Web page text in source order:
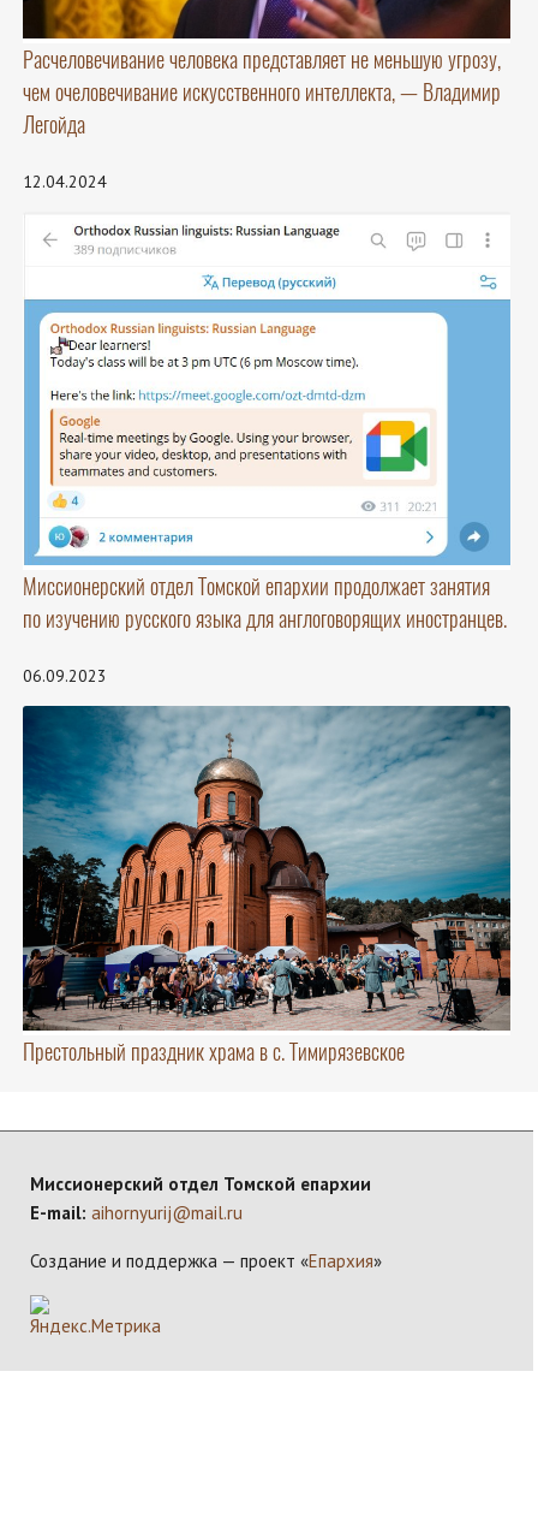
Расчеловечивание человека представляет не меньшую угрозу,
чем очеловечивание искусственного интеллекта, — Владимир
Легойда
12.04.2024
Миссионерский отдел Томской епархии продолжает занятия
по изучению русского языка для англоговорящих иностранцев.
06.09.2023
Престольный праздник храма в с. Тимирязевское
Миссионерский отдел Томской епархии
E-mail: aihornyurij@mail.ru
Создание и поддержка — проект «Епархия»